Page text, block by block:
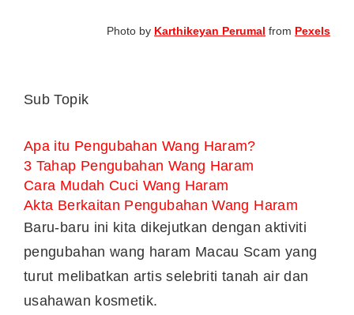
Photo by Karthikeyan Perumal from Pexels
Sub Topik
Apa itu Pengubahan Wang Haram?
3 Tahap Pengubahan Wang Haram
Cara Mudah Cuci Wang Haram
Akta Berkaitan Pengubahan Wang Haram
Baru-baru ini kita dikejutkan dengan aktiviti
pengubahan wang haram Macau Scam yang
turut melibatkan artis selebriti tanah air dan
usahawan kosmetik.